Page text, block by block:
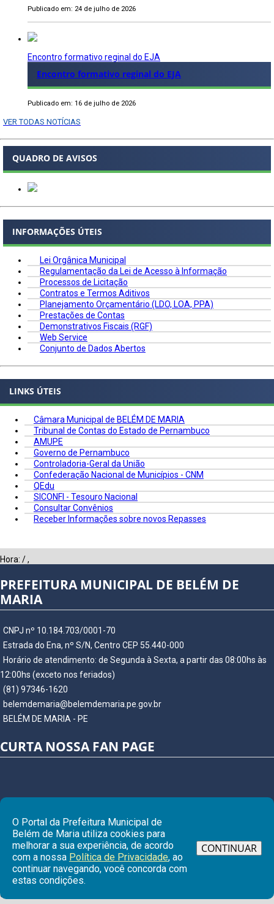
Publicado em: 24 de julho de 2026
Encontro formativo reginal do EJA
Encontro formativo reginal do EJA
Publicado em: 16 de julho de 2026
VER TODAS NOTÍCIAS
QUADRO DE AVISOS
INFORMAÇÕES ÚTEIS
Lei Orgânica Municipal
Regulamentação da Lei de Acesso à Informação
Processos de Licitação
Contratos e Termos Aditivos
Planejamento Orçamentário (LDO, LOA, PPA)
Prestações de Contas
Demonstrativos Fiscais (RGF)
Web Service
Conjunto de Dados Abertos
LINKS ÚTEIS
Câmara Municipal de BELÉM DE MARIA
Tribunal de Contas do Estado de Pernambuco
AMUPE
Governo de Pernambuco
Controladoria-Geral da União
Confederação Nacional de Municípios - CNM
QEdu
SICONFI - Tesouro Nacional
Consultar Convênios
Receber Informações sobre novos Repasses
Hora: /,
PREFEITURA MUNICIPAL DE BELÉM DE
MARIA
CNPJ nº 10.184.703/0001-70
Estrada do Ena, nº S/N, Centro CEP 55.440-000
Horário de atendimento: de Segunda à Sexta, a partir das 08:00hs às
12:00hs (exceto nos feriados)
(81) 97346-1620
belemdemaria@belemdemaria.pe.gov.br
BELÉM DE MARIA - PE
CURTA NOSSA FAN PAGE
© Copyright 2026 Prefeitura Municipal de BELÉM DE MARIA | Todos os
direitos reservados
O Portal da Prefeitura Municipal de
Belém de Maria utiliza cookies para
melhorar a sua experiência, de acordo
com a nossa Política de Privacidade, ao
continuar navegando, você concorda com
estas condições.
CONTINUAR